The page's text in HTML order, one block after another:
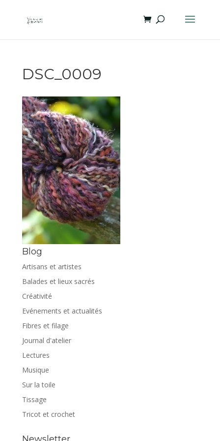
DSC_0009
Blog
Artisans et artistes
Balades et lieux sacrés
Créativité
Evénements et actualités
Fibres et filage
Journal d'atelier
Lectures
Musique
Sur la toile
Tissage
Tricot et crochet